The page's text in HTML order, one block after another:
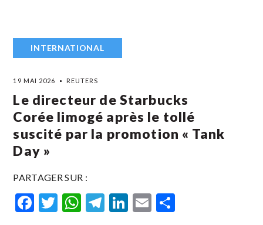
INTERNATIONAL
19 MAI 2026 REUTERS
Le directeur de Starbucks
Corée limogé après le tollé
suscité par la promotion « Tank
Day »
PARTAGER SUR :
Facebook
Twitter
WhatsApp
Telegram
LinkedIn
Email